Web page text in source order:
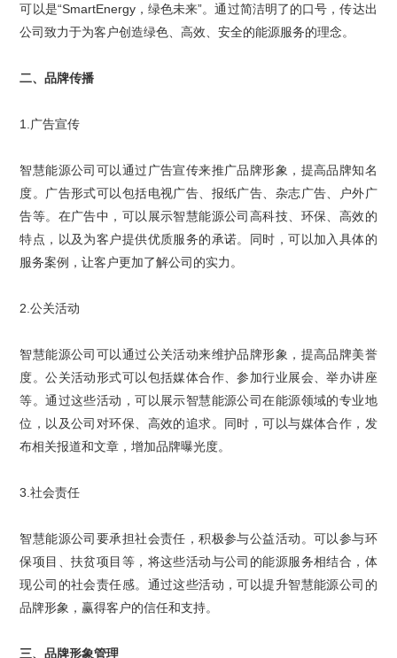
可以是“SmartEnergy，绿色未来”。通过简洁明了的口号，传达出
公司致力于为客户创造绿色、高效、安全的能源服务的理念。
二、品牌传播
1. 广告宣传
智慧能源公司 可以通过广告宣传来推广品牌形象，提高品牌知名
度。广告形式可以包括电视广告、报纸广告、杂志广告、户外广
告等。在广告中，可以展示智慧能源公司高科技、环保、高效的
特点，以及为客户提供优质服务的承诺。同时，可以加入具体的
服务案例，让客户更加了解公司的实力。
2.公关活动
智慧能源公司可以通过公关活动来维护品牌形象，提高品牌美誉
度。公关活动形式可以包括媒体合作、参加行业展会、举办讲座
等。通过这些活动，可以展示智慧能源公司在能源领域的专业地
位，以及公司对环保、高效的追求。同时，可以与媒体合作，发
布相关报道和文章，增加品牌曝光度。
3.社会责任
智慧能源公司要承担社会责任，积极参与公益活动。可以参与环
保项目、扶贫项目等，将这些活动与公司的能源服务相结合，体
现公司的社会责任感。通过这些活动，可以提升智慧能源公司的
品牌形象，赢得客户的信任和支持。
三、品牌形象管理